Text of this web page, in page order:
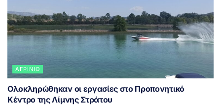
ΑΓΡΊΝΙΟ
Ολοκληρώθηκαν οι εργασίες στο Προπονητικό
Κέντρο της Λίμνης Στράτου